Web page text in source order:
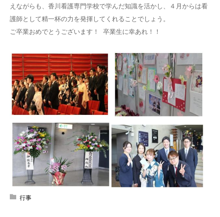
えながらも、香川看護専門学校で学んだ知識を活かし、４月からは看
護師として精一杯の力を発揮してくれることでしょう。
ご卒業おめでとうございます！ 卒業生に幸あれ！！
行事